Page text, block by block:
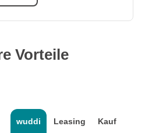
Vorteile
wuddi Leasing Kauf